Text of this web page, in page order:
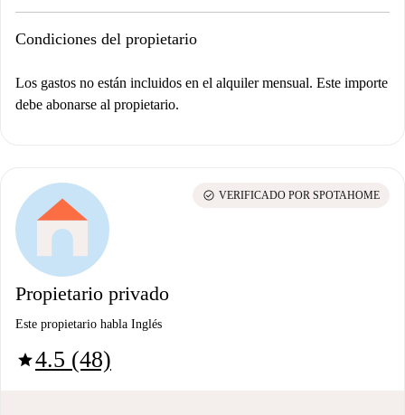
Condiciones del propietario
Los gastos no están incluidos en el alquiler mensual. Este importe
debe abonarse al propietario.
Propietario privado
Este propietario habla Inglés
star4.5 (48)
check_circle VERIFICADO POR SPOTAHOME